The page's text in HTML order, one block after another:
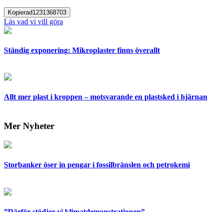
Kopierad1231368703
Läs vad vi vill göra
Ständig exponering: Mikroplaster finns överallt
Allt mer plast i kroppen – motsvarande en plastsked i hjärnan
Mer Nyheter
Storbanker öser in pengar i fossilbränslen och petrokemi